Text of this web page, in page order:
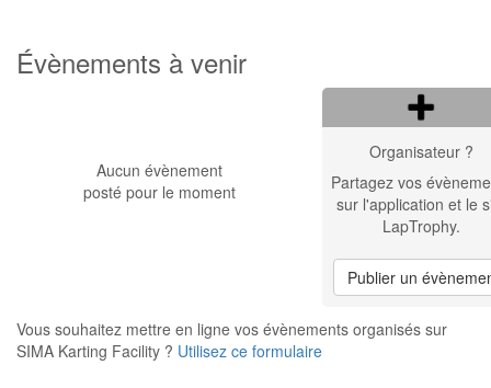
Évènements à venir
Aucun évènement
posté pour le moment
Organisateur ?
Partagez vos
sur l'application et le
LapTrophy.
Publier un
Vous souhaitez mettre en ligne vos évènements organisés sur
SIMA Karting Facility ? Utilisez ce formulaire